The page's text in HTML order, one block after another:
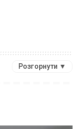
Розгорнути ▼